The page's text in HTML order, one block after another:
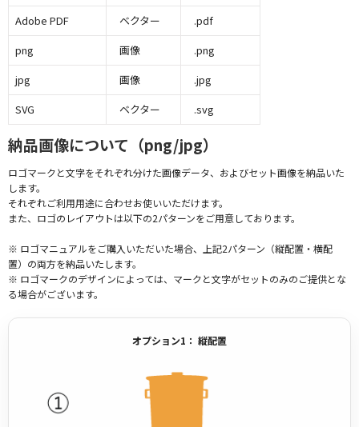
Adobe PDF
ベクター
.pdf
png
画像
.png
jpg
画像
.jpg
SVG
ベクター .svg
納品画像について（png/jpg）
ロゴマークと文字をそれぞれ分けた画像データ、およびセット画像を納品いた
します。
それぞれご利用用途に合わせお使いいただけます。
また、ロゴのレイアウトは以下の2パターンをご用意しております。
※ ロゴマニュアルをご購入いただいた場合、上記2パターン（縦配置・横配
置）の両方を納品いたします。
※ ロゴマークのデザインによっては、マークと文字がセットのみのご提供とな
る場合がございます。
オプション1： 縦配置